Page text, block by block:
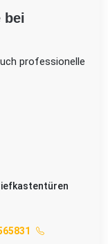
bei
professionelle